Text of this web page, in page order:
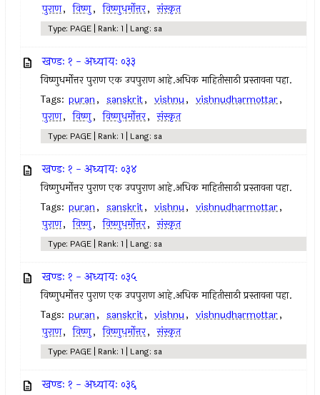
पुराण, विष्णु, विष्णुधर्मोत्तर, संस्कृत
Type: PAGE | Rank: 1 | Lang: sa
खण्डः १ - अध्यायः ०३३
विष्णुधर्मोत्तर पुराण एक उपपुराण आहे.अधिक माहितीसाठी प्रस्तावना पहा.
Tags: puran, sanskrit, vishnu, vishnudharmottar,
पुराण, विष्णु, विष्णुधर्मोत्तर, संस्कृत
Type: PAGE | Rank: 1 | Lang: sa
खण्डः १ - अध्यायः ०३४
विष्णुधर्मोत्तर पुराण एक उपपुराण आहे.अधिक माहितीसाठी प्रस्तावना पहा.
Tags: puran, sanskrit, vishnu, vishnudharmottar,
पुराण, विष्णु, विष्णुधर्मोत्तर, संस्कृत
Type: PAGE | Rank: 1 | Lang: sa
खण्डः १ - अध्यायः ०३५
विष्णुधर्मोत्तर पुराण एक उपपुराण आहे.अधिक माहितीसाठी प्रस्तावना पहा.
Tags: puran, sanskrit, vishnu, vishnudharmottar,
पुराण, विष्णु, विष्णुधर्मोत्तर, संस्कृत
Type: PAGE | Rank: 1 | Lang: sa
खण्डः १ - अध्यायः ०३६